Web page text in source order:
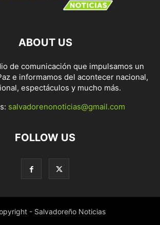
ABOUT US
de comunicación que impulsamos un
e informamos del acontecer nacional,
espectáculos y mucho más.
salvadorenonoticias@gmail.com
FOLLOW US
- Salvadoreño Noticias